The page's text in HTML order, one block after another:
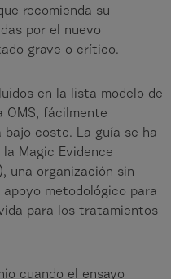
recomienda su
por el nuevo
grave o crítico.
en la lista modelo de
OMS, fácilmente
bajo coste. La guía se ha
Magic Evidence
una organización sin
metodológico para
para los tratamientos
cuando el ensayo